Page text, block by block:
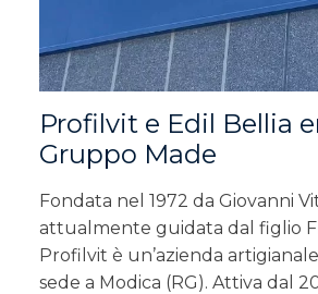
Profilvit e Edil Bellia
Gruppo Made
Fondata nel 1972 da Giovanni
attualmente guidata dal figlio
Profilvit è un’azienda
sede a Modica (RG). Attiva dal